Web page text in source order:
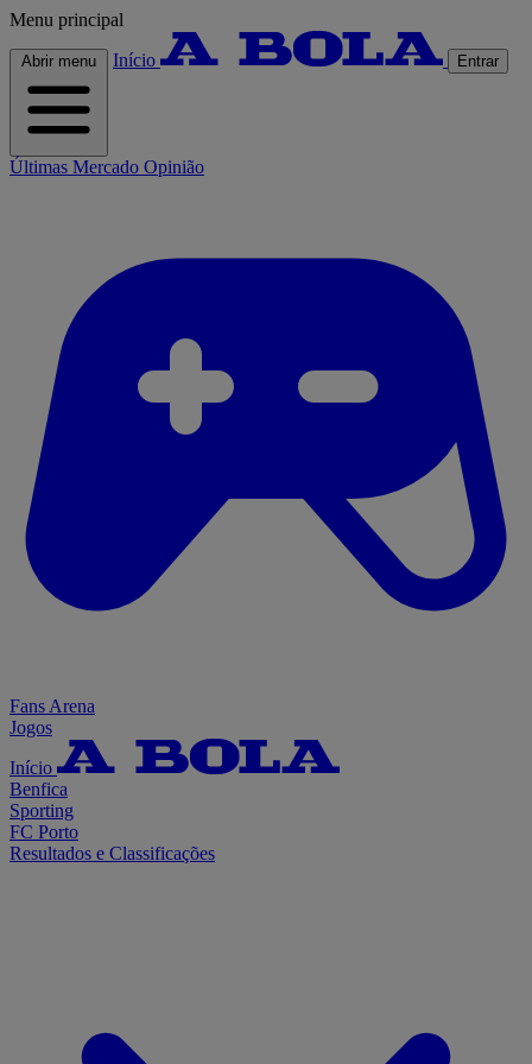
Menu principal
Abrir menu Início Entrar
Últimas Mercado Opinião
Fans Arena
Jogos
Início
Benfica
Sporting
FC Porto
Resultados e Classificações